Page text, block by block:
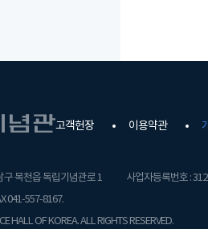
고객헌장 이용약관
구 목천읍 독립기념관로 1
사업자등록번호 :
041-557-8167.
HALL OF KOREA. ALL RIGHTS RESERVED.